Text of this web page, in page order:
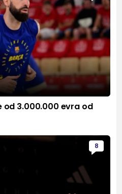
od 3.000.000 evra od
8